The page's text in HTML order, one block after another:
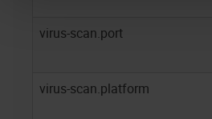
virus-scan.port
virus-scan.platform